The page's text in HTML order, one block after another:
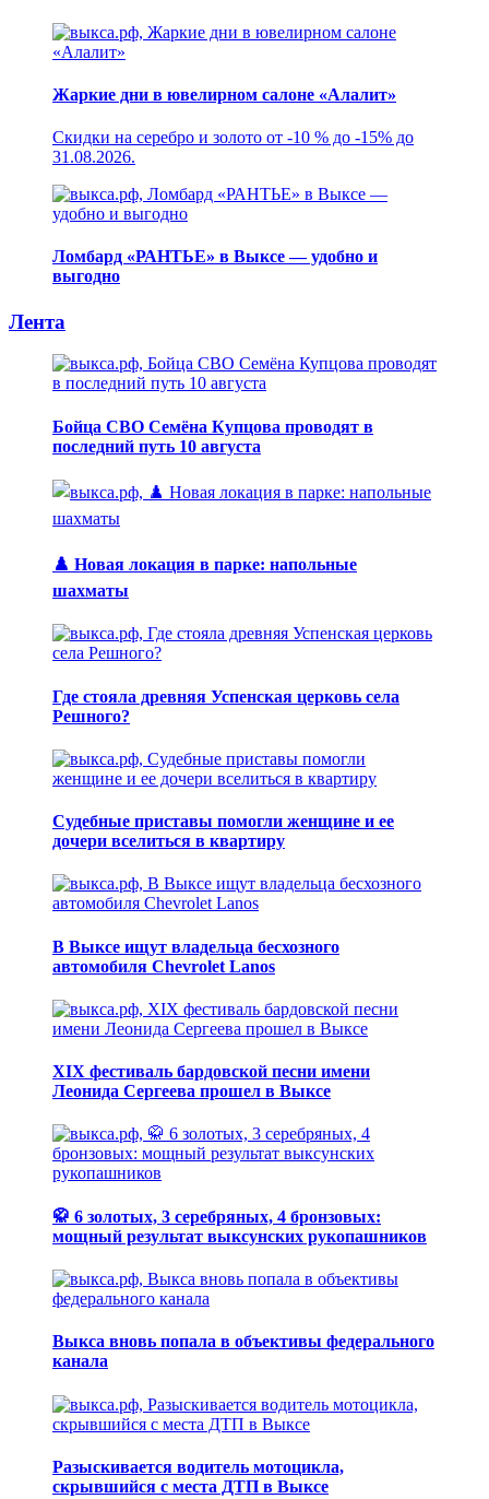
Жаркие дни в ювелирном салоне «Алалит»
Скидки на серебро и золото от -10 % до -15% до
31.08.2026.
Ломбард «РАНТЬЕ» в Выксе — удобно и
выгодно
Лента
Бойца СВО Семёна Купцова проводят в
последний путь 10 августа
♟️ Новая локация в парке: напольные
шахматы
Где стояла древняя Успенская церковь села
Решного?
Судебные приставы помогли женщине и ее
дочери вселиться в квартиру
В Выксе ищут владельца бесхозного
автомобиля Chevrolet Lanos
XIX фестиваль бардовской песни имени
Леонида Сергеева прошел в Выксе
🥋 6 золотых, 3 серебряных, 4 бронзовых:
мощный результат выксунских рукопашников
Выкса вновь попала в объективы федерального
канала
Разыскивается водитель мотоцикла,
скрывшийся с места ДТП в Выксе